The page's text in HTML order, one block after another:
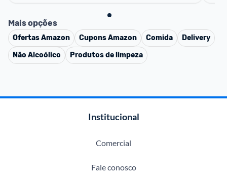
Mais opções
OfertasAmazon CuponsAmazon Comida
Delivery
Não Alcoólico
Produtos de limpeza
Institucional
Comercial
Fale conosco